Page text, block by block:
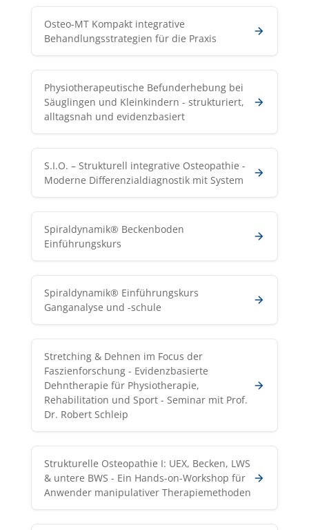
Osteo-MT Kompakt integrative
Behandlungsstrategien für die Praxis
Physiotherapeutische Befunderhebung bei
Säuglingen und Kleinkindern - strukturiert,
alltagsnah und evidenzbasiert
S.I.O. – Strukturell integrative Osteopathie -
Moderne Differenzialdiagnostik mit System
Spiraldynamik® Beckenboden
Einführungskurs
Spiraldynamik® Einführungskurs
Ganganalyse und -schule
Stretching & Dehnen im Focus der
Faszienforschung - Evidenzbasierte
Dehntherapie für Physiotherapie,
Rehabilitation und Sport - Seminar mit Prof.
Dr. Robert Schleip
Strukturelle Osteopathie I: UEX, Becken, LWS
& untere BWS - Ein Hands-on-Workshop für
Anwender manipulativer Therapiemethoden